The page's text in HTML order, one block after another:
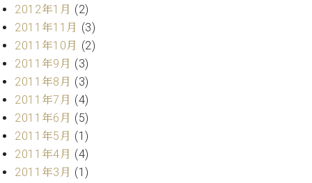
い
合
せ
尾山調律師のブ
ログ Die
Musikgasse（音
楽の小道）
2012年1月 (2)
2011年11月 (3)
2011年10月 (2)
2011年9月 (3)
2011年8月 (3)
2011年7月 (4)
2011年6月 (5)
2011年5月 (1)
2011年4月 (4)
2011年3月 (1)